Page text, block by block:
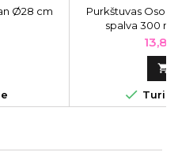
Ø28 cm
Purkštuvas
spalva 300
Professional
violetinė
Kaina

